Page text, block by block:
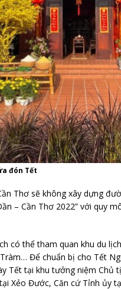
đón Tết
Thơ sẽ không xây dựng
– Cần Thơ 2022” với quy
có thể tham quan khu du
Để chuẩn bị cho Tết
Tết tại khu tưởng niệm Chủ
Xẻo Đước, Căn cứ Tỉnh ủy